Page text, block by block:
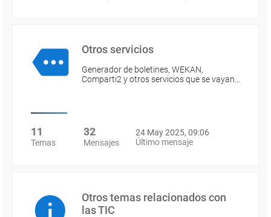
Otros servicios
Generador de boletines, WEKAN,
Comparti2 y otros servicios que se vayan…
11
Temas
32
Mensajes
24 May 2025, 09:06
Último mensaje
Otros temas relacionados con
las TIC